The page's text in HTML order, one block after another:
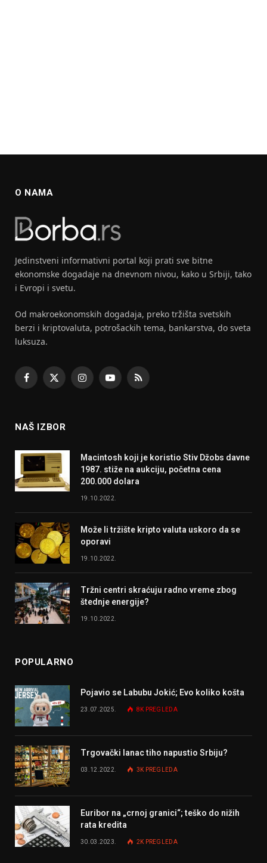
O NAMA
Jedinstveni informativni portal koji prati sve bitne
ekonomske dogadaje na dnevnom nivou, kako u Srbiji, tako
i Evropi i svetu.
Od makroekonomskih dogadaja, preko tržišta svetskih
berzi i kriptovaluta, potrošackih tema, bankarstva, do sveta
luksuza.
Facebook
X
InstagramYouTubeRSS
NAŠ IZBOR
Macintosh koji je koristio Stiv Džobs davne
1987. stiže na aukciju, početna cena
200.000 dolara
19.10.2022.
Može li tržište kripto valuta uskoro da se
oporavi
19.10.2022.
Tržni centri skraćuju radno vreme zbog
štednje energije?
19.10.2022.
POPULARNO
Pojavio se Labubu Jokić; Evo koliko košta
23.07.2025. 8K PREGLEDA
Trgovački lanac tiho napustio Srbiju?
03.12.2022. 3K PREGLEDA
Euribor na „crnoj granici“; teško do nižih
rata kredita
30.03.2023. 2K PREGLEDA